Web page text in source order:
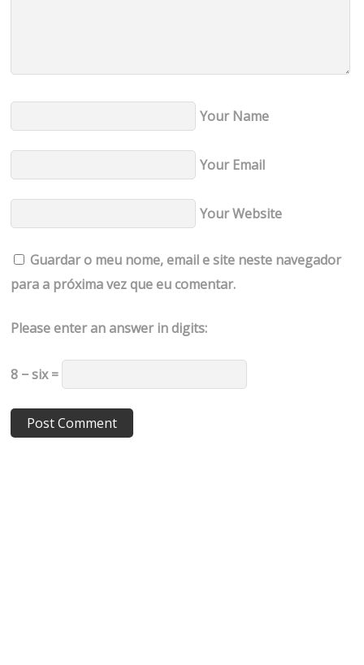
Your Name
Your Email
Your Website
Guardar o meu nome, email e site neste navegador
para a próxima vez que eu comentar.
Please enter an answer in digits:
8 − six =